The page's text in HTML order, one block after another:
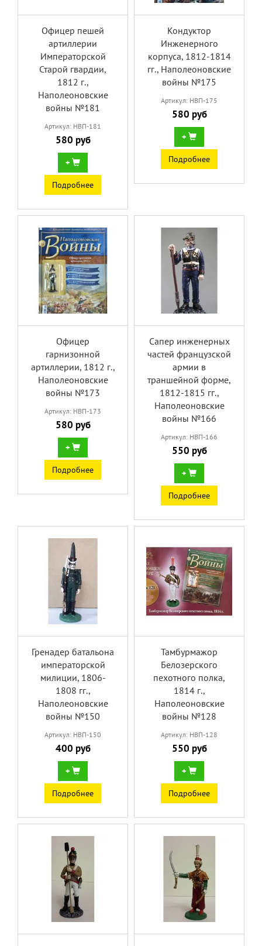
Офицер пешей
артиллерии
Императорской
Старой гвардии,
1812 г.,
Наполеоновские
войны №181
Артикул: НВП-181
580 руб
+
Подробнее
Кондуктор
Инженерного
корпуса, 1812-1814
гг., Наполеоновские
войны №175
Артикул: НВП-175
580 руб
+
Подробнее
Офицер
гарнизонной
артиллерии, 1812 г.,
Наполеоновские
войны №173
Артикул: НВП-173
580 руб
+
Подробнее
Сапер инженерных
частей французской
армии в
траншейной форме,
1812-1815 гг.,
Наполеоновские
войны №166
Артикул: НВП-166
550 руб
+
Подробнее
Гренадер батальона
императорской
милиции, 1806-
1808 гг.,
Наполеоновские
войны №150
Артикул: НВП-150
400 руб
+
Подробнее
Тамбурмажор
Белозерского
пехотного полка,
1814 г.,
Наполеоновские
войны №128
Артикул: НВП-128
550 руб
+
Подробнее